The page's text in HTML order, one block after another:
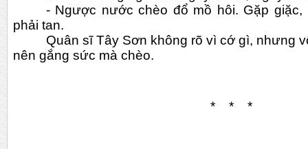
- Ngược nước chèo đổ mồ hôi. Gặp giặc,
phải tan.
Quân sĩ Tây Sơn không rõ vì cớ gì, nhưng
nên gắng sức mà chèo.
*    *    *